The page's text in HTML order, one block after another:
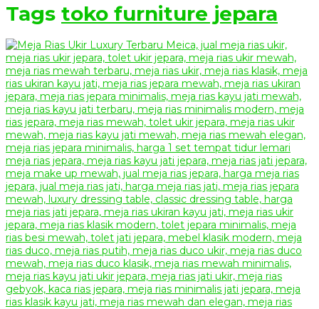
Tags toko furniture jepara